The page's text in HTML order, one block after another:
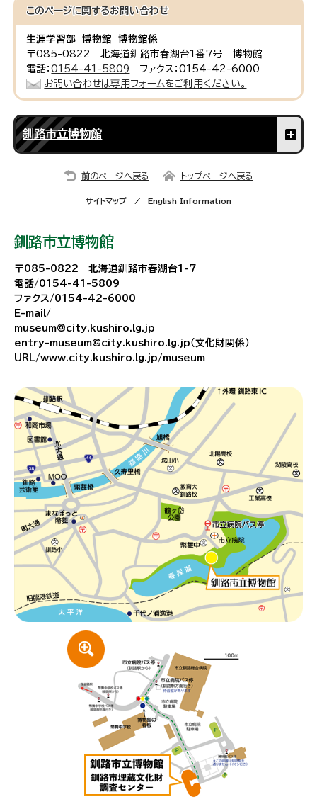
このページに関するお問い合わせ
生涯学習部 博物館 博物館係
〒085-0822 北海道釧路市春湖台1番7号 博物館
電話：0154-41-5809
ファクス：0154-42-6000
お問い合わせは専用フォームをご利用ください。
釧路市立博物館
前のページへ戻る トップページへ戻る
サイトマップ English Information
釧路市立博物館
〒085-0822 北海道釧路市春湖台1-7
電話/0154-41-5809
ファクス/0154-42-6000
E-mail/
museum@city.kushiro.lg.jp
entry-museum@city.kushiro.lg.jp（文化財関係）
URL/www.city.kushiro.lg.jp/museum